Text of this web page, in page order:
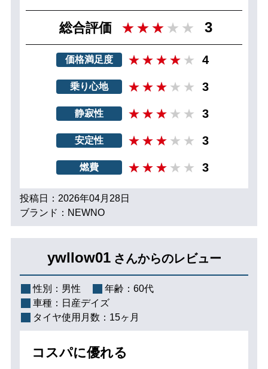
総合評価 3
価格満足度 4
乗り心地 3
静寂性 3
安定性 3
燃費 3
投稿日：2026年04月28日
ブランド：NEWNO
ywllow01 さんからのレビュー
性別： 男性 年齢： 60代
車種： 日産デイズ
タイヤ使用月数： 15ヶ月
コスパに優れる